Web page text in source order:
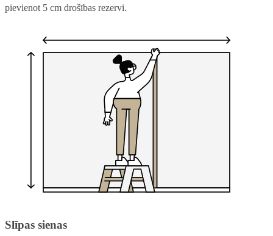
pievienot 5 cm drošības rezervi.
Slīpas sienas